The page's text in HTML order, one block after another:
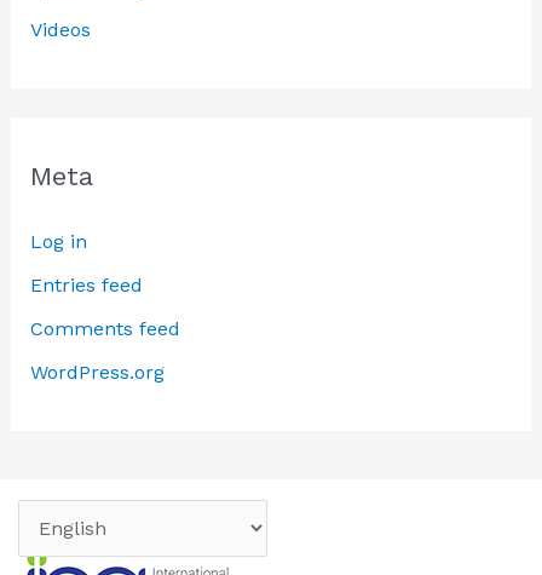
Videos
Meta
Log in
Entries feed
Comments feed
WordPress.org